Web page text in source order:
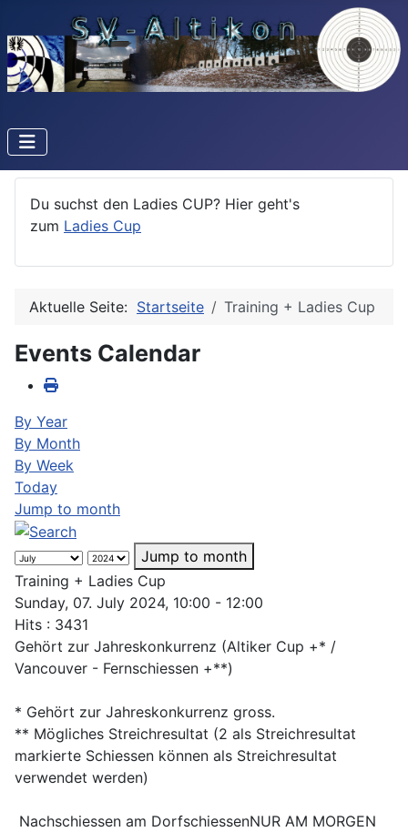
Du suchst den Ladies CUP? Hier geht's
zum Ladies Cup
Aktuelle Seite: Startseite Training + Ladies Cup
Events Calendar
By Year
By Month
By Week
Today
Jump to month
Jump to month
Training + Ladies Cup
Sunday, 07. July 2024, 10:00 - 12:00
Hits : 3431
Gehört zur Jahreskonkurrenz (Altiker Cup +* /
Vancouver - Fernschiessen +**)
* Gehört zur Jahreskonkurrenz gross.
** Mögliches Streichresultat (2 als Streichresultat
markierte Schiessen können als Streichresultat
verwendet werden)
Nachschiessen am DorfschiessenNUR AM MORGEN